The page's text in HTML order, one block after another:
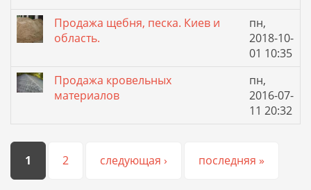
Продажа щебня, песка. Киев и
область.
пн,
2018-10-
01 10:35
Продажа кровельных
материалов
пн,
2016-07-
11 20:32
Страницы
1 2 следующая › последняя »